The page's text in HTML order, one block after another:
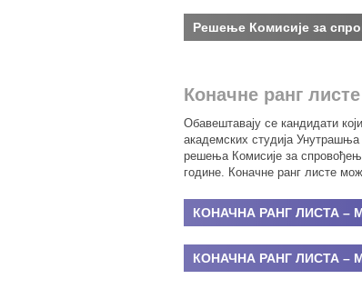
Решење Комисије за
Коначне ранг листе
Обавештавају се кандидати
академских студија
решења Комисије за
године. Коначне ранг листе
КОНАЧНА РАНГ ЛИСТА –
КОНАЧНА РАНГ ЛИСТА –